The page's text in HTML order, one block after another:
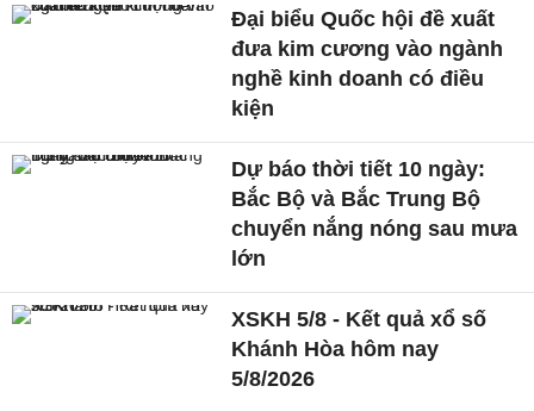
Đại biểu Quốc hội đề xuất
đưa kim cương vào ngành
nghề kinh doanh có điều
kiện
Dự báo thời tiết 10 ngày:
Bắc Bộ và Bắc Trung Bộ
chuyển nắng nóng sau mưa
lớn
XSKH 5/8 - Kết quả xổ số
Khánh Hòa hôm nay
5/8/2026